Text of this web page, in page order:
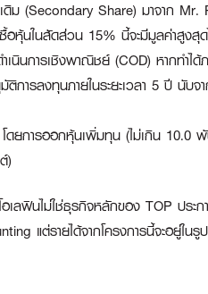
นเดิม (Secondary Share) มาจา
หุ้นในสัดส่วน 15% นี้จะมีมูลค่าสูงสุ
นินการเชิงพาณิชย์ (COD) หากทำ
ารลงทุนภายในระยะเวลา 5 ปี นั
โดยการออกหุ้นเพิ่มทุน (ไม่เกิน
)
ลฟินไม่ใช่ธุรกิจหลักของ TOP ประ
แต่รายได้จากโครงการนี้จะอยู่